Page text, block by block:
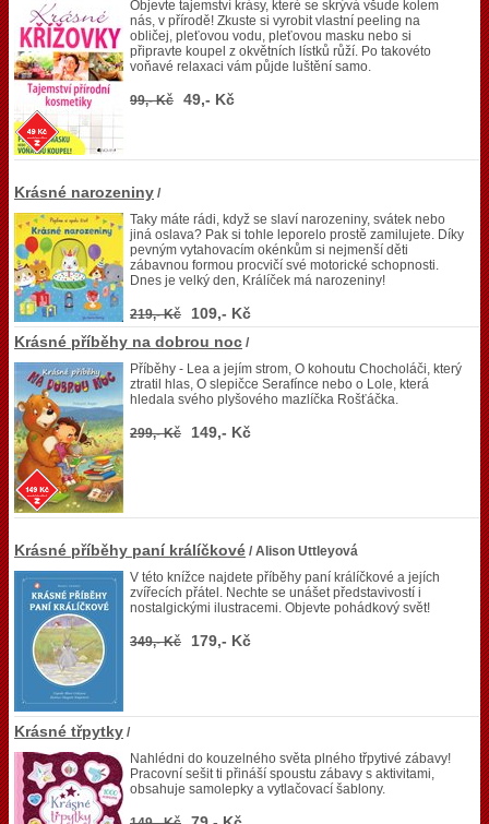
Objevte tajemství krásy, které se skrývá všude kolem
nás, v přírodě! Zkuste si vyrobit vlastní peeling na
obličej, pleťovou vodu, pleťovou masku nebo si
připravte koupel z okvětních lístků růží. Po takovéto
voňavé relaxaci vám půjde luštění samo.
99,- Kč 49,- Kč
Krásné narozeniny /
Taky máte rádi, když se slaví narozeniny, svátek nebo
jiná oslava? Pak si tohle leporelo prostě zamilujete. Díky
pevným vytahovacím okénkům si nejmenší děti
zábavnou formou procvičí své motorické schopnosti.
Dnes je velký den, Králíček má narozeniny!
219,- Kč
109,- Kč
Krásné příběhy na dobrou noc /
Příběhy - Lea a jejím strom, O kohoutu Chocholáči, který
ztratil hlas, O slepičce Serafínce nebo o Lole, která
hledala svého plyšového mazlíčka Rošťáčka.
299,- Kč 149,- Kč
Krásné příběhy paní králíčkové / Alison Uttleyová
V této knížce najdete příběhy paní králíčkové a jejích
zvířecích přátel. Nechte se unášet představivostí i
nostalgickými ilustracemi. Objevte pohádkový svět!
349,- Kč 179,- Kč
Krásné třpytky /
Nahlédni do kouzelného světa plného třpytivé zábavy!
Pracovní sešit ti přináší spoustu zábavy s aktivitami,
obsahuje samolepky a vytlačovací šablony.